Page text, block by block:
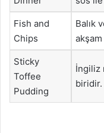
Fish and
Chips
Balık
Sticky
Toffee
Pudding
İngiliz
biridir.